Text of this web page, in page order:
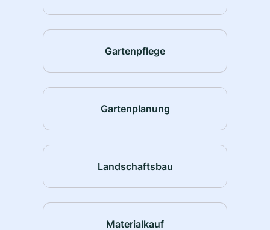
Gartenpflege
Gartenplanung
Landschaftsbau
Materialkauf